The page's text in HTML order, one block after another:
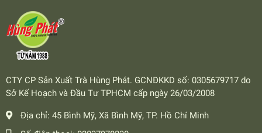
CTY CP Sản Xuất Trà Hùng Phát. GCNĐKKD số: 0305679717 do
Sở Kế Hoạch và Đầu Tư TPHCM cấp ngày 26/03/2008
Địa chỉ: 45 Bình Mỹ, Xã Bình Mỹ, TP. Hồ Chí Minh